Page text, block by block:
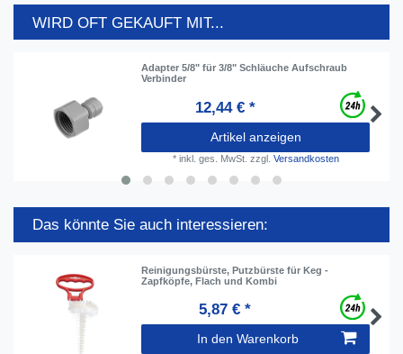
WIRD OFT GEKAUFT MIT...
Adapter 5/8" für 3/8" Schläuche Aufschraub
Verbinder
12,44 € *
Artikel anzeigen
* inkl. ges. MwSt. zzgl. Versandkosten
Das könnte Sie auch interessieren:
Reinigungsbürste, Putzbürste für Keg -
Zapfköpfe, Flach und Kombi
5,87 € *
In den Warenkorb